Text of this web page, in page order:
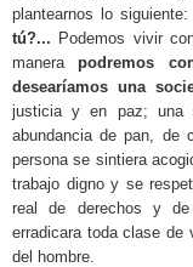
plantearnos lo siguiente:
tú?... Podemos vivir
manerapodremos
desearíamos una
justicia y en paz; una
abundancia de pan, de
persona se sintiera
trabajo digno y se
real de derechos y
erradicara toda clase de
del hombre.